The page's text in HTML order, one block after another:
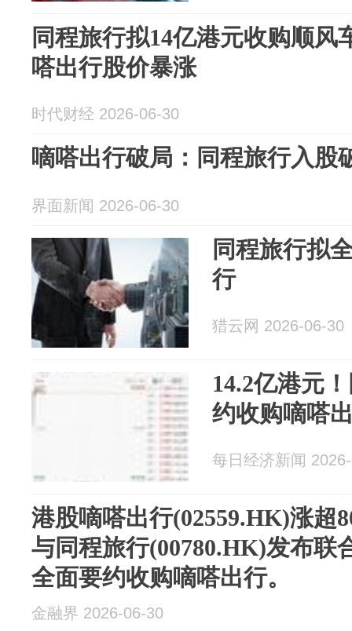
同程旅行拟14亿港元收购顺风
嗒出行股价暴涨
时代财经 2026-06-30
嘀嗒出行破局：同程旅行入股
界面新闻 2026-06-30
同程旅行拟
行
猎云网 2026-06-30
14.2亿港元
约收购嘀嗒
每日经济新闻
港股嘀嗒出行(02559.HK)涨超
与同程旅行(00780.HK)发布联
全面要约收购嘀嗒出行。
金融界 2026-06-30